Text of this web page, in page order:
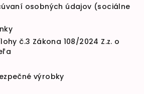
osobných údajov (sociálne
č.3 Zákona 108/2024 Z.z. o
výrobky